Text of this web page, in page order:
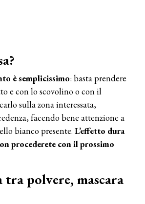
è semplicissimo: basta prendere
e con lo scovolino o con il
sulla zona interessata,
facendo bene attenzione a
bianco presente. L’effetto dura
procederete con il prossimo
polvere, mascara